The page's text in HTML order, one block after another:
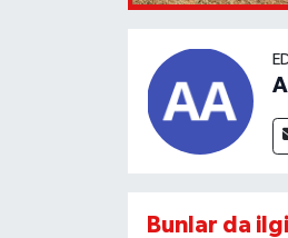
Bunlar da